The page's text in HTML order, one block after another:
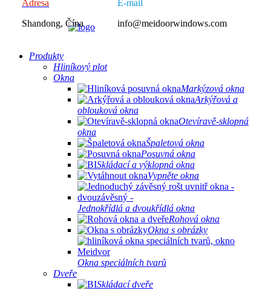
Adresa
Shandong, Čína
E-mail
info@meidoorwindows.com
Produkty
Hliníkový plot
Okna
Markýzová okna
Arkýřová a
oblouková okna
Otevíravě-sklopná
okna
Špaletová okna
Posuvná okna
Skládací a výklopná okna
Vypněte okna
Jednokřídlá a dvoukřídlá okna
Rohová okna
Okna s obrázky
Okna speciálních tvarů
Dveře
Skládací dveře